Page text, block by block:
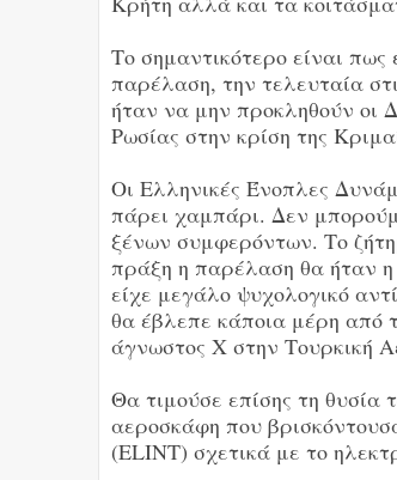
Το σημαντικότερο είναι
παρέλαση, την τελευταία
ήταν να μην προκληθούν οι
Ρωσίας στην κρίση της
Οι Ελληνικές Ένοπλες
πάρει χαμπάρι. Δεν
ξένων συμφερόντων. Το
πράξη η παρέλαση θα ήταν
είχε μεγάλο ψυχολογικό
θα έβλεπε κάποια μέρη από
άγνωστος Χ στην Τουρκική
Θα τιμούσε επίσης τη θυσία
αεροσκάφη που
(ELINT) σχετικά με το